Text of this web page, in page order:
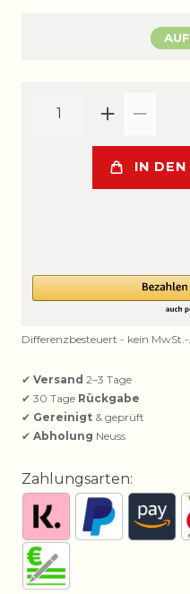
IN
Differenzbesteuert - kein MwSt.-
✔ Versand 2–3 Tage
✔ 30 Tage Rückgabe
✔ Gereinigt & geprüft
✔ Abholung Neuss
Zahlungsarten: